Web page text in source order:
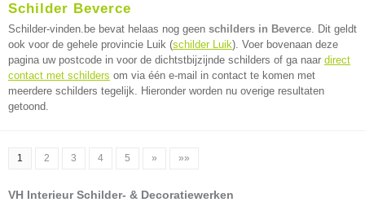
Schilder Beverce
Schilder-vinden.be bevat helaas nog geen schilders in Beverce. Dit geldt
ook voor de gehele provincie Luik (schilder Luik). Voer bovenaan deze
pagina uw postcode in voor de dichtstbijzijnde schilders of ga naar direct
contact met schilders om via één e-mail in contact te komen met
meerdere schilders tegelijk. Hieronder worden nu overige resultaten
getoond.
1 2 3 4 5 » »»
VH Interieur Schilder- & Decoratiewerken